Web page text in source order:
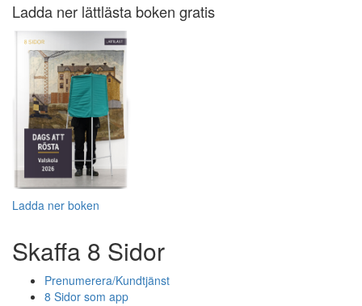
Ladda ner lättlästa boken gratis
Ladda ner boken
Skaffa 8 Sidor
Prenumerera/Kundtjänst
8 Sidor som app